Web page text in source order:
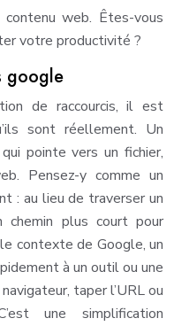
web. Êtes-vous
votre productivité ?
google
de raccourcis, il est
sont réellement. Un
pointe vers un fichier,
Pensez-y comme un
: au lieu de traverser un
chemin plus court pour
contexte de Google, un
à un outil ou une
taper l’URL ou
une simplification